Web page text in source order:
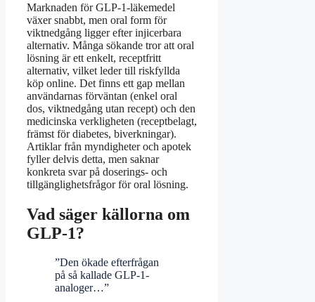
Marknaden för GLP-1-läkemedel
växer snabbt, men oral form för
viktnedgång ligger efter injicerbara
alternativ. Många sökande tror att oral
lösning är ett enkelt, receptfritt
alternativ, vilket leder till riskfyllda
köp online. Det finns ett gap mellan
användarnas förväntan (enkel oral
dos, viktnedgång utan recept) och den
medicinska verkligheten (receptbelagt,
främst för diabetes, biverkningar).
Artiklar från myndigheter och apotek
fyller delvis detta, men saknar
konkreta svar på doserings- och
tillgänglighetsfrågor för oral lösning.
Vad säger källorna om
GLP-1?
”Den ökade efterfrågan
på så kallade GLP-1-
analoger…”